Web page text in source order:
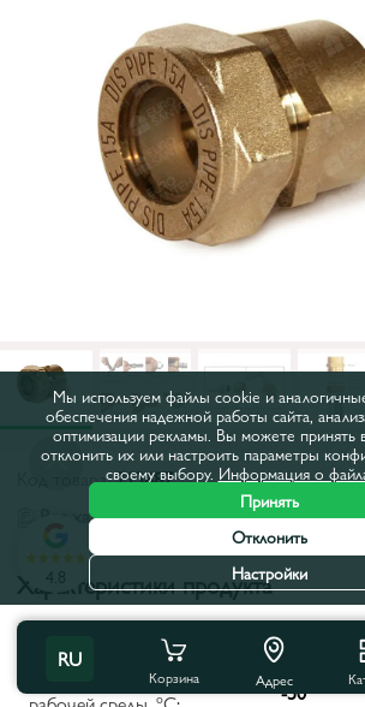
Код товара:213687
Все характеристики
Характеристики продукта
Минимальная температура
-50
RU
Корзина Адрес
4.8
Мы используем файлы cookie и
обеспечения надежной работы сайта,
оптимизации рекламы. Вы можете принять
отклонить их или настроить параметры
своему выбору. Информация о
Принять
Отклонить
Настройки